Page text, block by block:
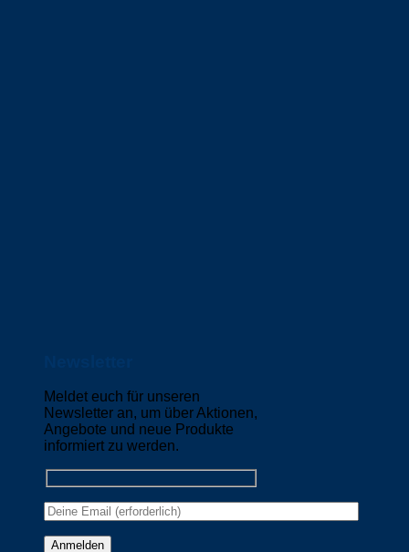
Meldet euch für unseren
Newsletter an, um über Aktionen,
Angebote und neue Produkte
informiert zu werden.
Please leave this field empty.